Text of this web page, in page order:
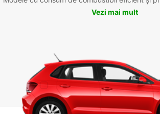
Vezi mai mult